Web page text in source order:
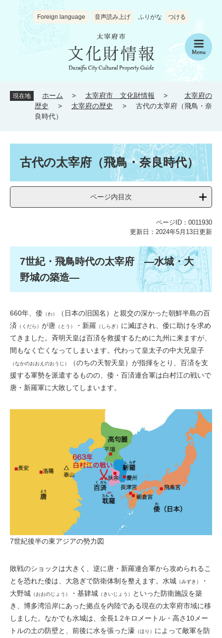
メ
ニ
ュ
ー
Foreign language 音声読み上げ ふりがな つける
現在地 ホーム > 太宰府市 文化財情報 >
太宰府の
歴史
> 太宰府の歴史 >
古代の太宰府（飛鳥・奈
良時代）
古代の太宰府（飛鳥・奈良時代）
ページ内目次
ページID：0011930
更新日：2024年5月13日更新
7世紀・飛鳥時代の太宰府 ―水城・大
野城の築造―
660年、倭 （わ）
（日本の旧国名）と親交の深かった朝鮮半島の百
済 （くだら） が唐 （とう） ・新羅 （しらぎ） に滅ぼされ、倭に助けを求め
てきました。斉明天皇は百済を救援するために九州に来ますが、
間もなく亡くなってしまいます。代わって皇太子の中大兄皇子
（なかのおおえのおうじ）
（のちの天智天皇）が指揮をとり、百済を支
援する軍勢を派遣するものの、倭・百済連合軍は白村江の戦いで
唐・新羅軍に大敗してしまいます。
7世紀後半の東アジアの勢力図
敗戦のショックは大きく、逆に唐・新羅連合軍から攻められるこ
とを恐れた倭は、大急ぎで防衛体制を整えます。水城 （みずき）
・
大野城 （おおのじょう） ・基肄城 （きいじょう）
といった防衛施設を築
き、博多湾沿岸にあった拠点を内陸である現在の太宰府市域に移
しました。なかでも水城は、全長1.2キロメートル・高さ10メー
トルの土の防壁と、前後に水を張った濠 （ほり） によって敵軍を防